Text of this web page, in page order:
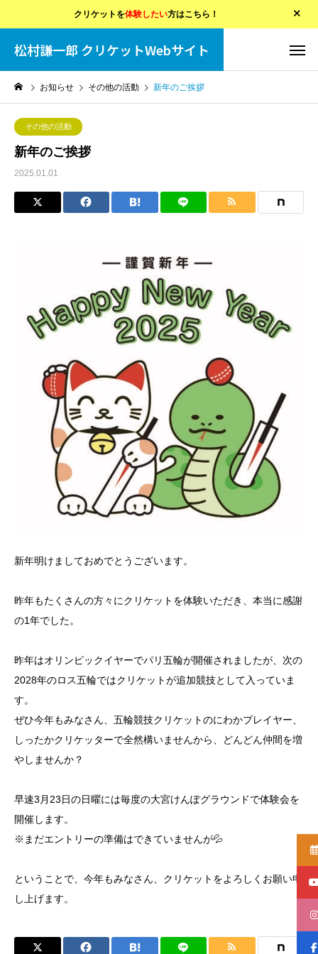
クリケットを体験したい方はこちら！
松村謙一郎 クリケットWebサイト
お知らせ その他の活動 新年のご挨拶
その他の活動
新年のご挨拶
2025.01.01
新年明けましておめでとうございます。
昨年もたくさんの方々にクリケットを体験いただき、本当に感謝
の1年でした。
昨年はオリンピックイヤーでパリ五輪が開催されましたが、次の
2028年のロス五輪ではクリケットが追加競技として入っていま
す。
ぜひ今年もみなさん、五輪競技クリケットのにわかプレイヤー、
しったかクリケッターで全然構いませんから、どんどん仲間を増
やしませんか？
早速3月23日の日曜には毎度の大宮けんぽグラウンドで体験会を
開催します。
※まだエントリーの準備はできていませんが💦
ということで、今年もみなさん、クリケットをよろしくお願い申
し上げます。